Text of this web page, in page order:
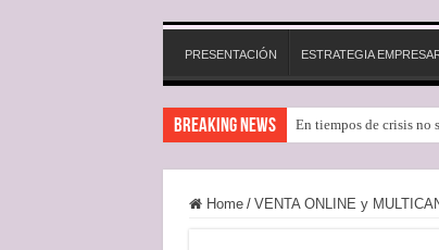
PRESENTACIÓN ESTRATEGIA
Breaking News En tiempos de crisis no
Home / VENTA ONLINE y